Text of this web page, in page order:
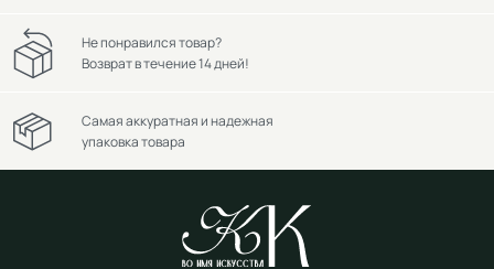
Не понравился товар?
Возврат в течение 14 дней!
Самая аккуратная и надежная
упаковка товара